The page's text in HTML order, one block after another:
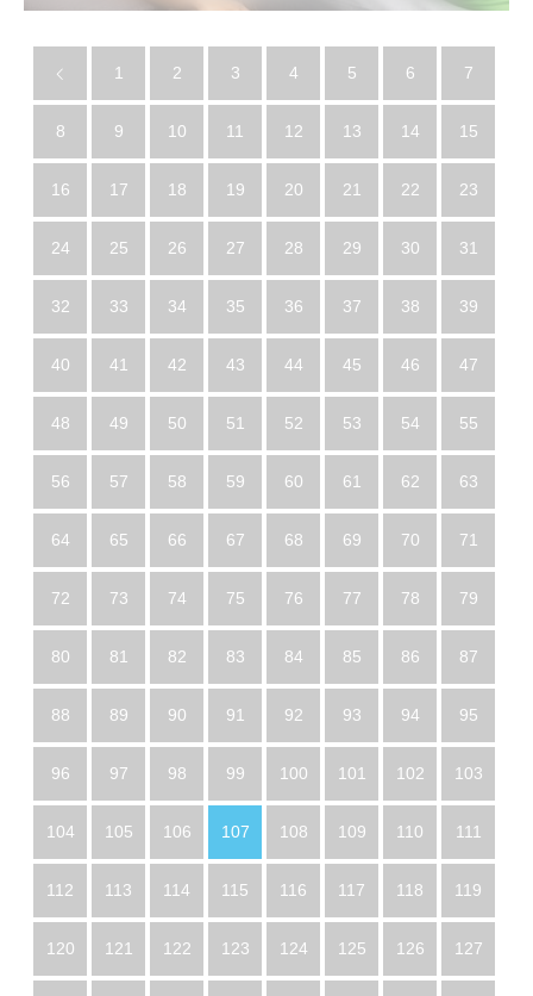
1 2 3 4 5 6 7
8 9 10 11 12 13 14 15
16 17 18 19 20 21 22 23
24 25 26 27 28 29 30 31
32 33 34 35 36 37 38 39
40 41 42 43 44 45 46 47
48 49 50 51 52 53 54 55
56 57 58 59 60 61 62 63
64 65 66 67 68 69 70 71
72 73 74 75 76 77 78 79
80 81 82 83 84 85 86 87
88 89 90 91 92 93 94 95
96 97 98 99 100 101 102 103
104 105 106 107 108 109 110 111
112 113 114 115 116 117 118 119
120 121 122 123 124 125 126 127